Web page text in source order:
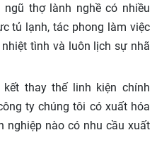
thợ lành nghề có nhiều
tủ lạnh, tác phong làm việc
tình và luôn lịch sự nhã
thay thế linh kiện chính
ty chúng tôi có xuất hóa
nghiệp nào có nhu cầu xuất